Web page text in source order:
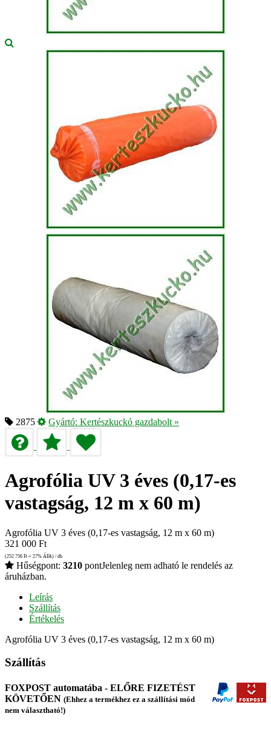
2875 Gyártó: Kertészkuckó gazdabolt »
Agrofólia UV 3 éves (0,17-es
vastagság, 12 m x 60 m)
Agrofólia UV 3 éves (0,17-es vastagság, 12 m x 60 m)
321 000 Ft
(252 756 Ft + 27% ÁFA) / db
Hűségpont: 3210 pontJelenleg nem adható le rendelés az
áruházban.
Leírás
Szállítás
Értékelés
Agrofólia UV 3 éves (0,17-es vastagság, 12 m x 60 m)
Szállítás
FOXPOST automatába - ELŐRE FIZETÉST
KÖVETŐEN (Ehhez a termékhez ez a szállítási mód
nem választható!)